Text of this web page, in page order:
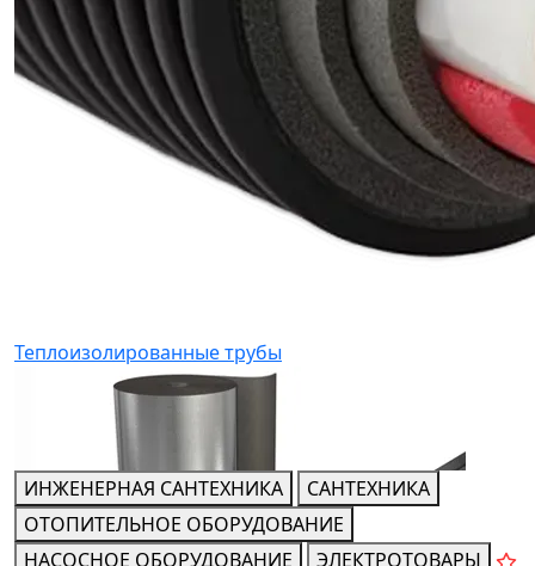
Теплоизолированные трубы
ИНЖЕНЕРНАЯ САНТЕХНИКА
САНТЕХНИКА
ОТОПИТЕЛЬНОЕ ОБОРУДОВАНИЕ
НАСОСНОЕ ОБОРУДОВАНИЕ
ЭЛЕКТРОТОВАРЫ